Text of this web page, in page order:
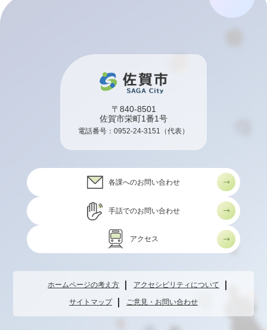
〒840-8501
佐賀市栄町1番1号
電話番号： 0952-24-3151 （代表）
各課へのお問い合わせ
手話でのお問い合わせ
アクセス
ホームページの考え方 アクセシビリティについて
サイトマップ ご意見・お問い合わせ